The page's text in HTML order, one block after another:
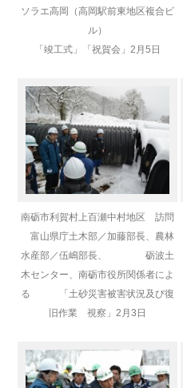
ソラエ高岡（高岡駅前東地区複合ビ
ル）
「竣工式」「祝賀会」 2月5日
南砺市利賀村上百瀬中村地区 訪問
富山県庁土木部／加藤部長、 農林
水産部／伍嶋部長、 砺波土
木センター、南砺市役所関係者によ
る 「土砂災害被害状況及び復
旧作業 視察」2月3日